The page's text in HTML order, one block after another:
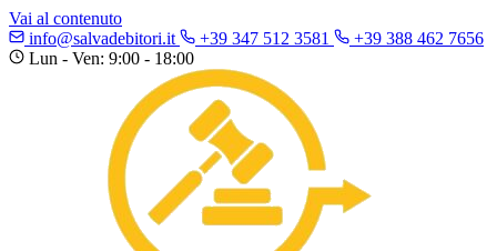
Vai al contenuto
info@salvadebitori.it
+39 347 512 3581
+39 388 462 7656
Lun - Ven: 9:00 - 18:00